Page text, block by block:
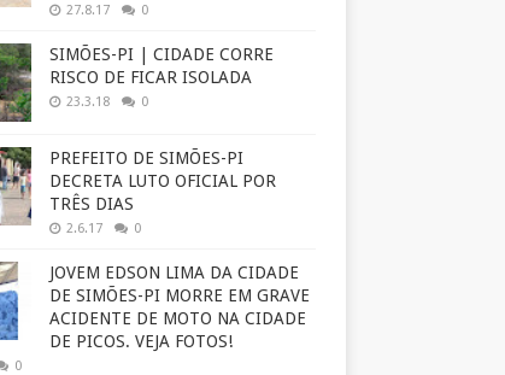
27.8.17 0
SIMÕES-PI | CIDADE CORRE
RISCO DE FICAR ISOLADA
23.3.18 0
PREFEITO DE SIMÕES-PI
DECRETA LUTO OFICIAL POR
TRÊS DIAS
2.6.17 0
JOVEM EDSON LIMA DA CIDADE
DE SIMÕES-PI MORRE EM GRAVE
ACIDENTE DE MOTO NA CIDADE
DE PICOS. VEJA FOTOS!
0